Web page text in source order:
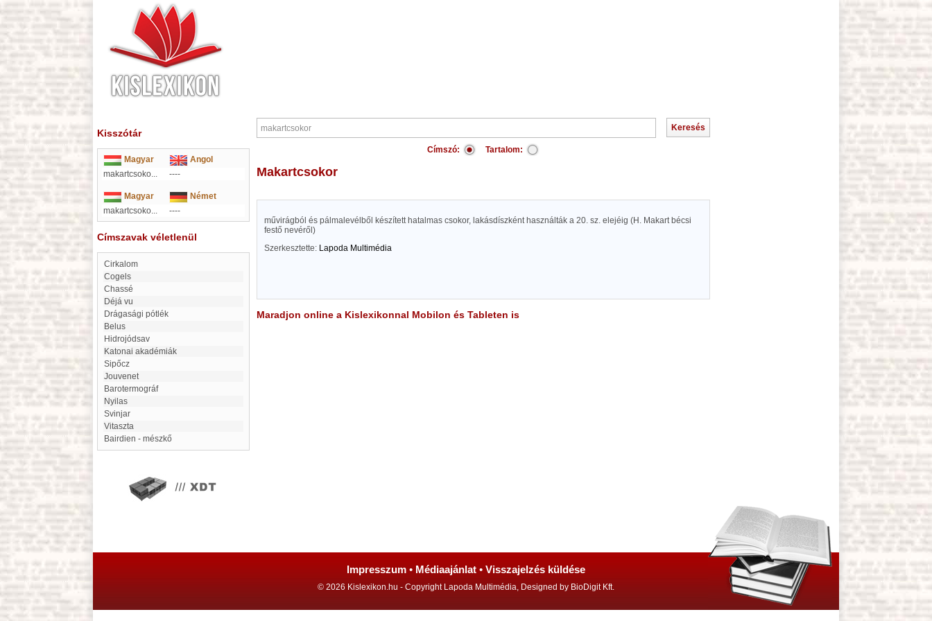
Kisszótár
Magyar
Angol
makartcsoko...
----
Magyar
Német
makartcsoko...
----
Címszavak véletlenül
Cirkalom
Cogels
Chassé
déjá vu
Drágasági pótlék
Belus
Hidrojódsav
Katonai akadémiák
Sipőcz
Jouvenet
barotermográf
Nyilas
Svinjar
Vitaszta
Bairdien - mészkő
Címszó: Tartalom:
makartcsokor
művirágból és pálmalevélből készített hatalmas csokor, lakásdíszként használták a 20. sz. elejéig (H. Makart bécsi
festő nevéről)
Szerkesztette: Lapoda Multimédia
Maradjon online a Kislexikonnal Mobilon és Tableten is
Impresszum • Médiaajánlat • Visszajelzés küldése
© 2026 Kislexikon.hu - Copyright Lapoda Multimédia, Designed by BioDigit Kft.